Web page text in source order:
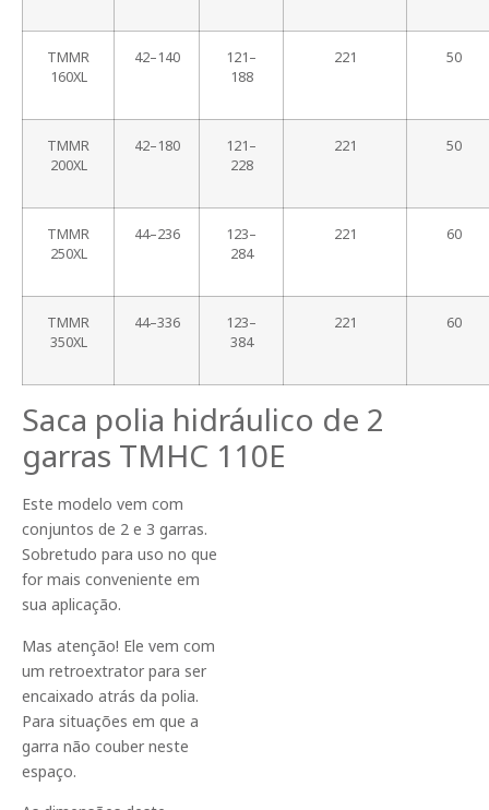
TMMR
160XL
42–140
121–
188
221 50
TMMR
200XL
42–180
121–
228
221 50
TMMR
250XL
44–236
123–
284
221 60
TMMR
350XL
44–336
123–
384
221 60
Saca polia hidráulico de 2
garras TMHC 110E
Este modelo vem com
conjuntos de 2 e 3 garras.
Sobretudo para uso no que
for mais conveniente em
sua aplicação.
Mas atenção! Ele vem com
um retroextrator para ser
encaixado atrás da polia.
Para situações em que a
garra não couber neste
espaço.